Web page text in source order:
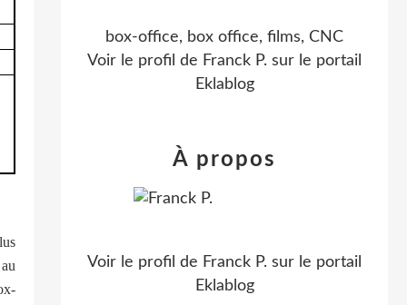
box-office, box office, films, CNC
Voir le profil de Franck P. sur le portail
Eklablog
À propos
Voir le profil de Franck P. sur le portail
Eklablog